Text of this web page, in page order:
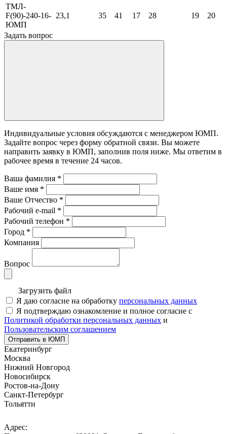
ТМЛ-
F(90)-240-16-
ЮМП
23,1 35 41 17 28 19 20
Задать вопрос
Индивидуальные условия обсуждаются с менеджером ЮМП.
Задайте вопрос через форму обратной связи. Вы можете
направить заявку в ЮМП, заполнив поля ниже. Mы ответим в
рабочее время в течение 24 часов.
Ваша фамилия *
Ваше имя *
Ваше Отчество *
Рабочий e-mail *
Рабочий телефон *
Город *
Компания
Вопрос
Загрузить файл
Я даю согласие на обработку персональных данных
Я подтверждаю ознакомление и полное согласие с
Политикой обработки персональных данных и
Пользовательским соглашением
Отправить в ЮМП
Екатеринбург
Москва
Нижний Новгород
Новосибирск
Ростов-на-Дону
Санкт-Петербург
Тольятти
Адрес: